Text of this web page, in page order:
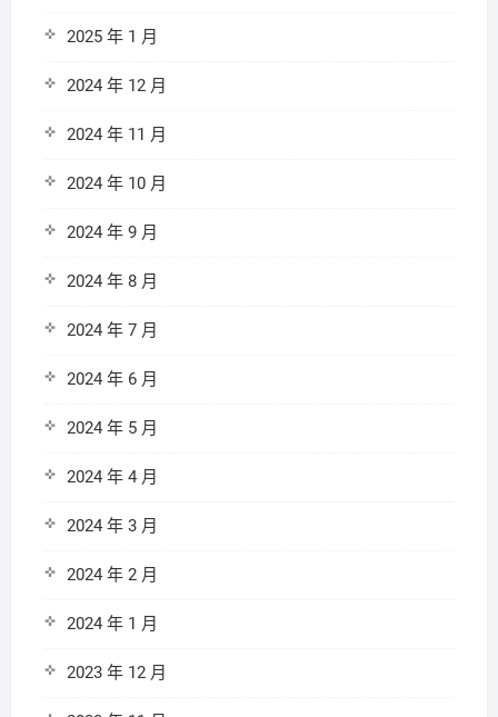
2025 年 1 月
2024 年 12 月
2024 年 11 月
2024 年 10 月
2024 年 9 月
2024 年 8 月
2024 年 7 月
2024 年 6 月
2024 年 5 月
2024 年 4 月
2024 年 3 月
2024 年 2 月
2024 年 1 月
2023 年 12 月